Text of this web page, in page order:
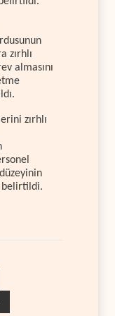
zırhlı
almasını
zırhlı
belirtildi.